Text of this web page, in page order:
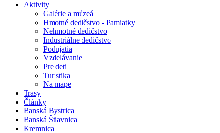
Aktivity
Galérie a múzeá
Hmotné dedičstvo - Pamiatky
Nehmotné dedičstvo
Industriálne dedičstvo
Podujatia
Vzdelávanie
Pre deti
Turistika
Na mape
Trasy
Články
Banská Bystrica
Banská Štiavnica
Kremnica